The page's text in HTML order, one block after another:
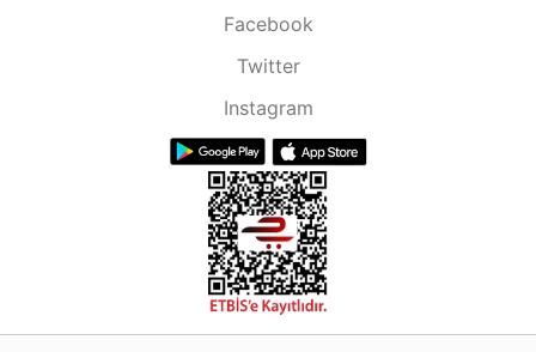
Facebook
Twitter
Instagram